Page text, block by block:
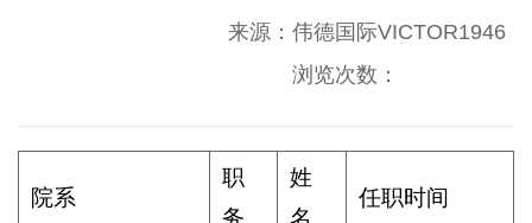
来源：伟德国际VICTOR1946
浏览次数：
院系
职
务
姓
名
任职时间